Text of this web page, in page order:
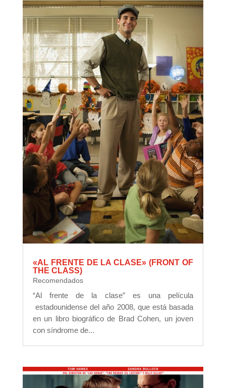
«AL FRENTE DE LA CLASE» (FRONT OF
THE CLASS)
Recomendados
“Al frente de la clase” es una película
estadounidense del año 2008, que está basada
en un libro biográfico de Brad Cohen, un joven
con síndrome de...